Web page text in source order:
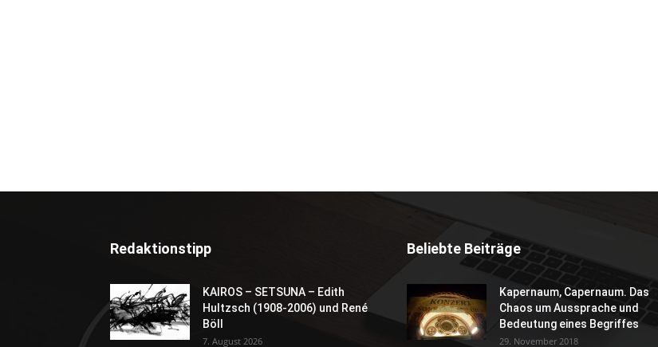
Redaktionstipp
KAIROS – SETSUNA – Edith
Hultzsch (1908-2006) und René
Böll
7. August 2026
Beliebte Beiträge
Kapernaum, Capernaum. Das
Chaos um Aussprache und
Bedeutung eines Begriffes
29. November 2018